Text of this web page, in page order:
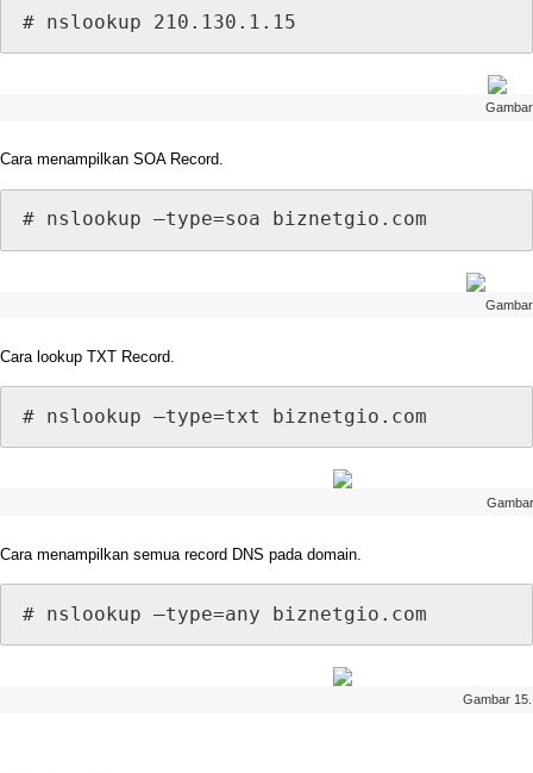
# nslookup 210 . 130 . 1 . 15
Gambar
Cara menampilkan SOA Record.
# nslookup –type=soa biznetgio . com
Gambar
Cara lookup TXT Record.
# nslookup –type=txt biznetgio . com
Gambar
Cara menampilkan semua record DNS pada domain
# nslookup –type=any biznetgio . com
Gambar 15.